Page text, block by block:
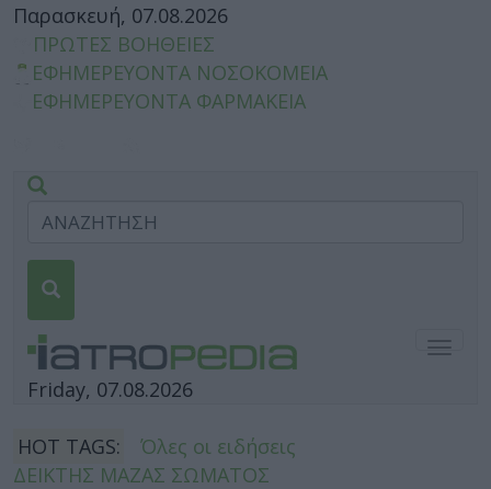
Παρασκευή, 07.08.2026
ΠΡΩΤΕΣ ΒΟΗΘΕΙΕΣ
ΕΦΗΜΕΡΕΥΟΝΤΑ ΝΟΣΟΚΟΜΕΙΑ
ΕΦΗΜΕΡΕΥΟΝΤΑ ΦΑΡΜΑΚΕΙΑ
Friday, 07.08.2026
HOT TAGS:
Όλες οι ειδήσεις
ΔΕΙΚΤΗΣ ΜΑΖΑΣ ΣΩΜΑΤΟΣ